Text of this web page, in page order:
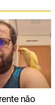
não